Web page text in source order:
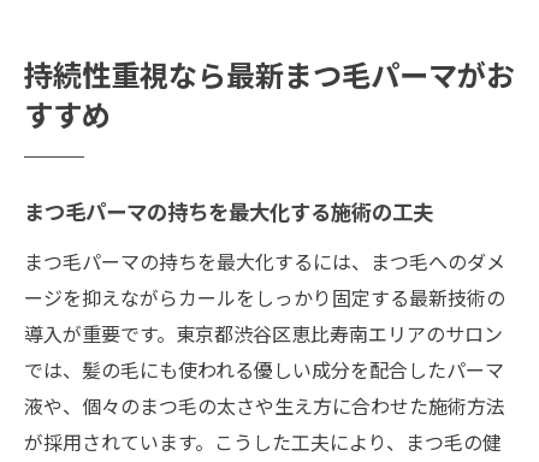
持続性重視なら最新まつ毛パーマがお
すすめ
まつ毛パーマの持ちを最大化する施術の工夫
まつ毛パーマの持ちを最大化するには、まつ毛へのダメ
ージを抑えながらカールをしっかり固定する最新技術の
導入が重要です。東京都渋谷区恵比寿南エリアのサロン
では、髪の毛にも使われる優しい成分を配合したパーマ
液や、個々のまつ毛の太さや生え方に合わせた施術方法
が採用されています。こうした工夫により、まつ毛の健